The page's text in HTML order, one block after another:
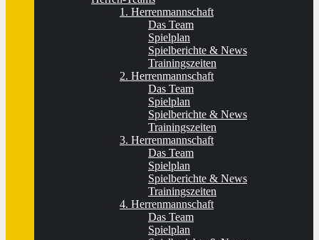
1. Herrenmannschaft
Das Team
Spielplan
Spielberichte & News
Trainingszeiten
2. Herrenmannschaft
Das Team
Spielplan
Spielberichte & News
Trainingszeiten
3. Herrenmannschaft
Das Team
Spielplan
Spielberichte & News
Trainingszeiten
4. Herrenmannschaft
Das Team
Spielplan